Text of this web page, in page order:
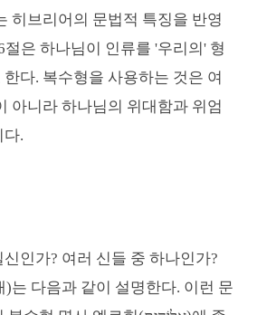
히브리어의 문법적 특징을 반영
절은 하나님이 인류를 '우리의' 형
한다. 복수형을 사용하는 것은 여
아니라 하나님의 위대함과 위엄
다.
신인가? 여러 신들 중 하나인가?
)는 다음과 같이 설명한다. 이런 문